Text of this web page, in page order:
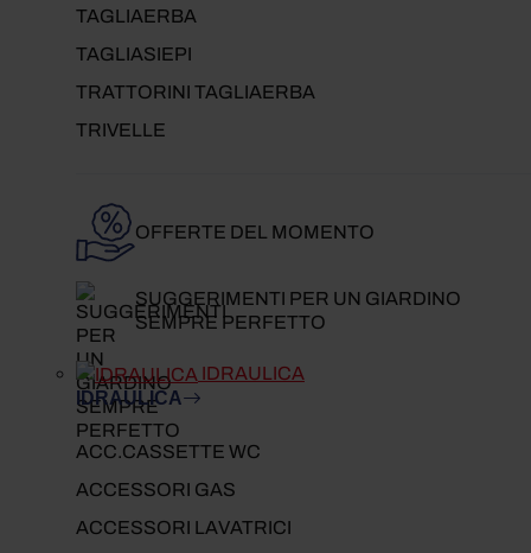
TAGLIAERBA
TAGLIASIEPI
TRATTORINI TAGLIAERBA
TRIVELLE
OFFERTE DEL MOMENTO
SUGGERIMENTI PER UN GIARDINO
SEMPRE PERFETTO
IDRAULICA
IDRAULICA
ACC.CASSETTE WC
ACCESSORI GAS
ACCESSORI LAVATRICI